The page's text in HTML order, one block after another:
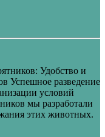
Удобство и
Успешное разведение
условий
мы разработали
этих животных.